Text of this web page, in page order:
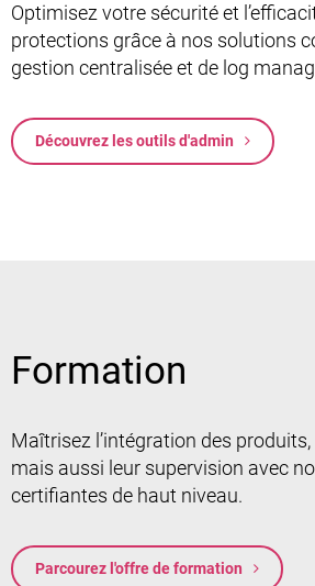
Optimisez votre sécurité et
protections grâce à nos solutions
gestion centralisée et de log
Découvrez les outils d'admin
Formation
Maîtrisez l’intégration des
mais aussi leur supervision avec
certifiantes de haut niveau.
Parcourez l'offre de formation